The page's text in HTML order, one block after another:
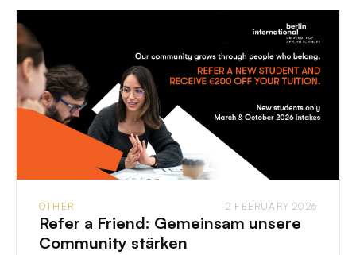
OTHER 2 FEBRUARY 2026
Refer a Friend: Gemeinsam unsere
Community stärken